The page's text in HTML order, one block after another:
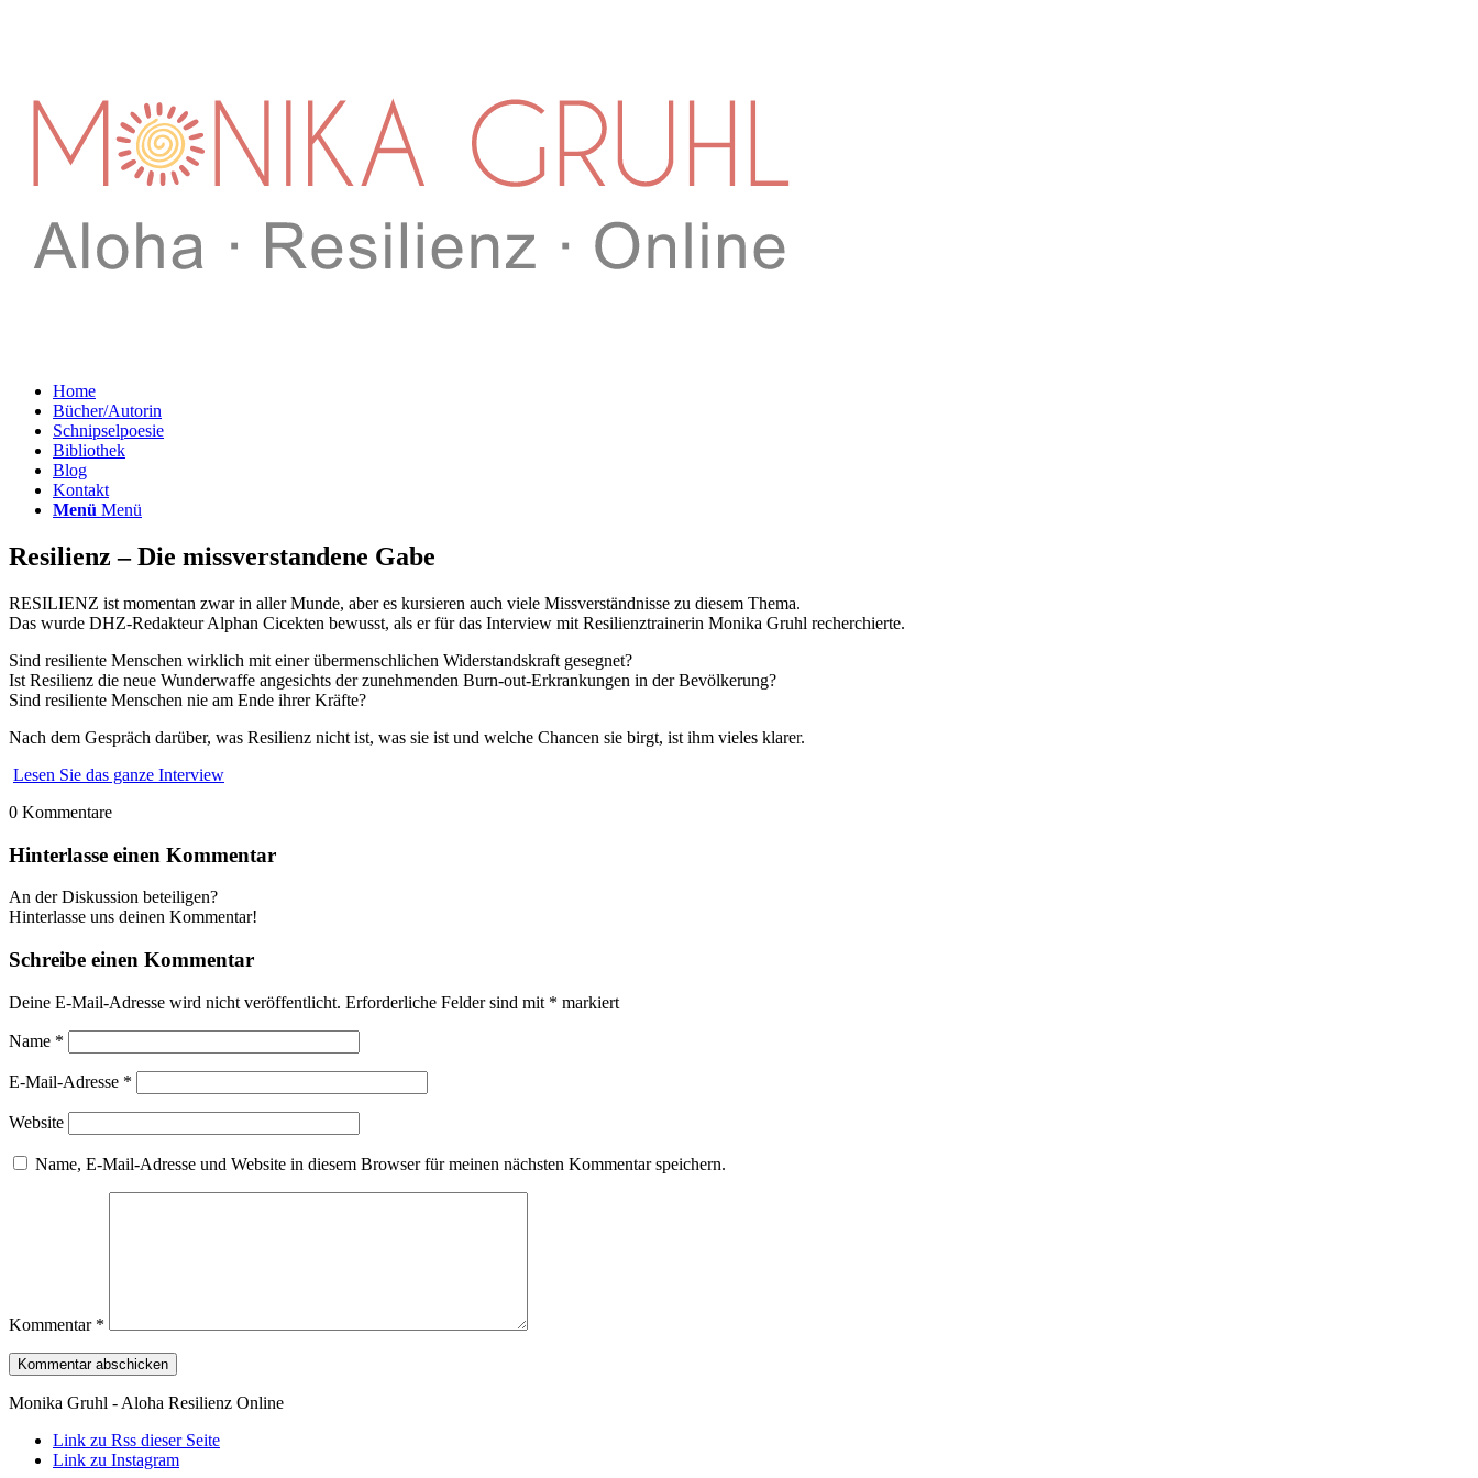
Home
Bücher/Autorin
Schnipselpoesie
Bibliothek
Blog
Kontakt
Menü Menü
Resilienz – Die missverstandene Gabe
RESILIENZ ist momentan zwar in aller Munde, aber es kursieren auch viele Missverständnisse zu diesem Thema.
Das wurde DHZ-Redakteur Alphan Cicekten bewusst, als er für das Interview mit Resilienztrainerin Monika Gruhl recherchierte.
Sind resiliente Menschen wirklich mit einer übermenschlichen Widerstandskraft gesegnet?
Ist Resilienz die neue Wunderwaffe angesichts der zunehmenden Burn-out-Erkrankungen in der Bevölkerung?
Sind resiliente Menschen nie am Ende ihrer Kräfte?
Nach dem Gespräch darüber, was Resilienz nicht ist, was sie ist und welche Chancen sie birgt, ist ihm vieles klarer.
Lesen Sie das ganze Interview
0 Kommentare
Hinterlasse einen Kommentar
An der Diskussion beteiligen?
Hinterlasse uns deinen Kommentar!
Schreibe einen Kommentar
Deine E-Mail-Adresse wird nicht veröffentlicht. Erforderliche Felder sind mit * markiert
Name *
E-Mail-Adresse *
Website
Name, E-Mail-Adresse und Website in diesem Browser für meinen nächsten Kommentar speichern.
Kommentar *
Monika Gruhl - Aloha Resilienz Online
Link zu Rss dieser Seite
Link zu Instagram